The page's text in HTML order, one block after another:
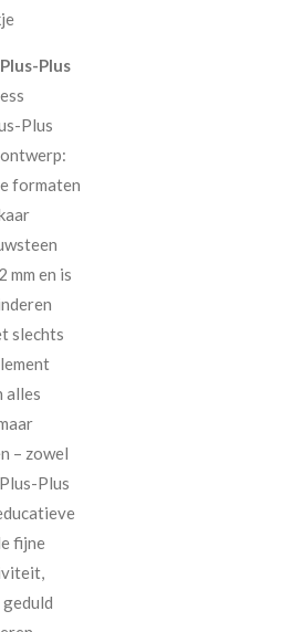
Plus
Plus
formaten
mm en is
slechts
alles
– zowel
Plus
fijne